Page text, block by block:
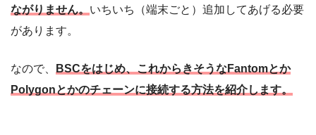
ながりません。 いちいち（端末ごと）追加してあげる必要
があります。
なので、
BSCをはじめ、これからきそうなFantomとか
Polygonとかのチェーンに接続する方法を紹介します。